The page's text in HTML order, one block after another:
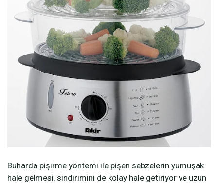
Buharda pişirme yöntemi ile pişen sebzelerin yumuşak
hale gelmesi, sindirimini de kolay hale getiriyor ve uzun